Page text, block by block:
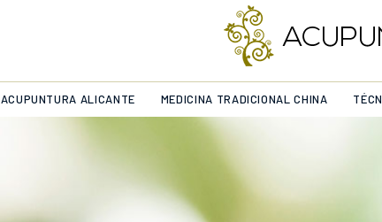
ACUPUNTURA ALICANTE MEDICINA TRADICIONAL CHINA